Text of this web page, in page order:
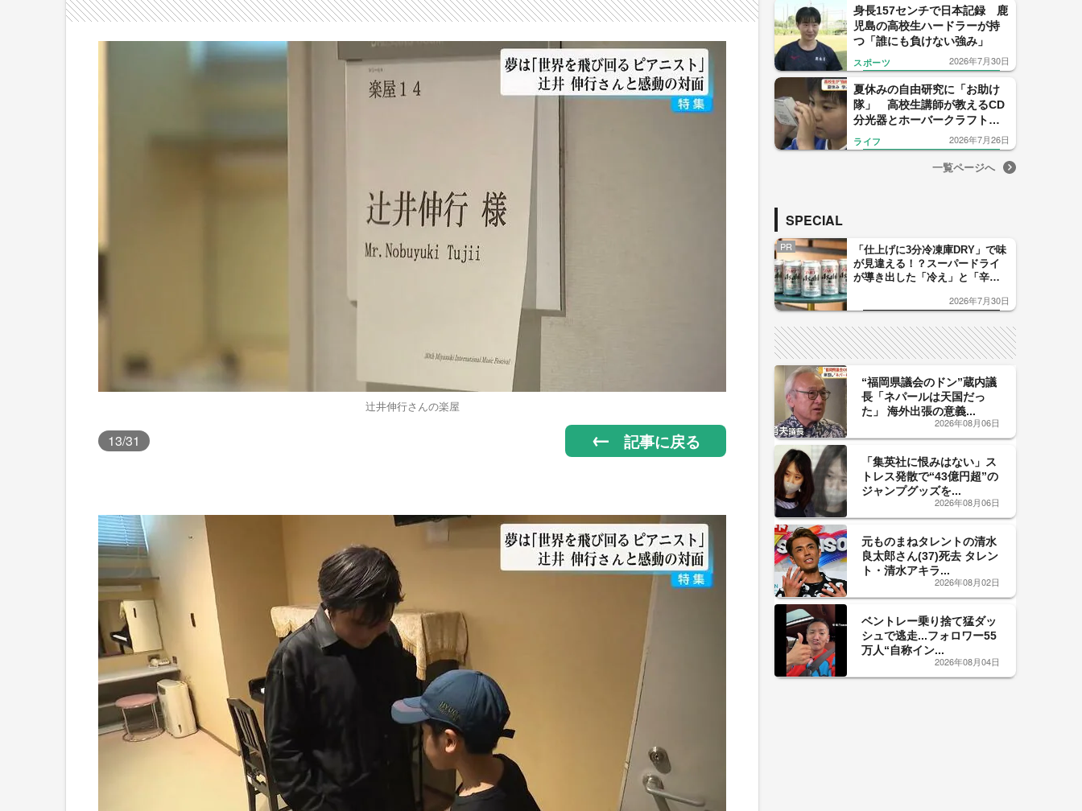
辻井伸行さんの楽屋
13/31 記事に戻る
身長157センチで日本記録 鹿
児島の高校生ハードラーが持
つ「誰にも負けない強み」
スポーツ 2026年7月30日
夏休みの自由研究に「お助け
隊」 高校生講師が教えるCD
分光器とホーバークラフトが
話題【鹿児島】
ライフ 2026年7月26日
一覧ページへ
SPECIAL
PR
「仕上げに3分冷凍庫DRY」で味
が見違える！？スーパードライ
が導き出した「冷え」と「辛
した「辛口カーブ」が飲み頃の
2026年7月30日
“福岡県議会のドン”蔵内議
長「ネパールは天国だっ
た」 海外出張の意義...
2026年08月06日
「集英社に恨みはない」ス
トレス発散で“43億円超”の
ジャンプグッズを...
2026年08月06日
元ものまねタレントの清水
良太郎さん(37)死去 タレン
ト・清水アキラ...
2026年08月02日
ベントレー乗り捨て猛ダッ
シュで逃走...フォロワー55
万人“自称イン...
2026年08月04日